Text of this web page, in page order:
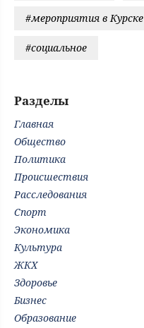
#мероприятия в Курске
#социальное
Разделы
Главная
Общество
Политика
Происшествия
Расследования
Спорт
Экономика
Культура
ЖКХ
Здоровье
Бизнес
Образование